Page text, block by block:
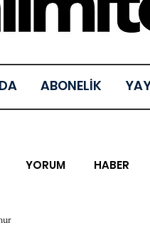
ABONELİK
YORUM HABER
BİENAL